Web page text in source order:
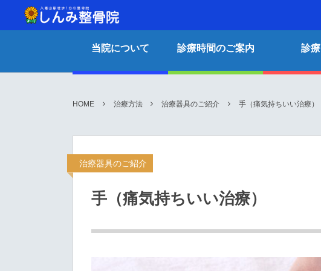
当院について 診療時間のご案内 診療
HOME 治療方法 治療器具のご紹介 手（痛気持ちいい治療）
治療器具のご紹介
手（痛気持ちいい治療）